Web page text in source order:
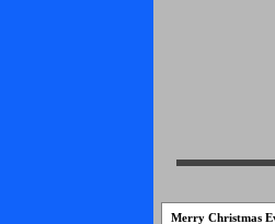
Merry Christmas